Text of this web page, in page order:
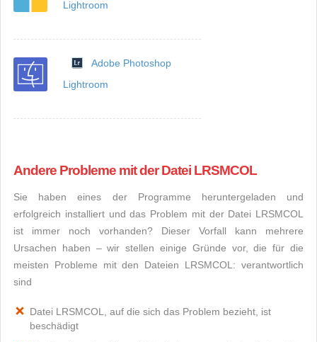
Lightroom
Adobe Photoshop
Lightroom
Andere Probleme mit der Datei LRSMCOL
Sie haben eines der Programme heruntergeladen und
erfolgreich installiert und das Problem mit der Datei LRSMCOL
ist immer noch vorhanden? Dieser Vorfall kann mehrere
Ursachen haben – wir stellen einige Gründe vor, die für die
meisten Probleme mit den Dateien LRSMCOL: verantwortlich
sind
Datei LRSMCOL, auf die sich das Problem bezieht, ist
beschädigt